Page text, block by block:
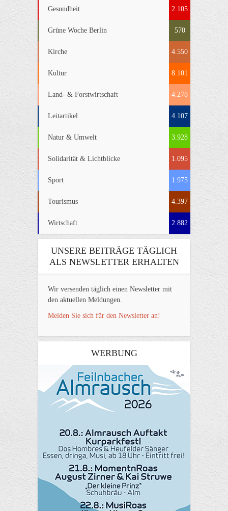
Gesundheit 2.105
Grüne Woche Berlin 570
Kirche 4.550
Kultur 8.101
Land- & Forstwirtschaft 4.278
Leitartikel 4.107
Natur & Umwelt 3.928
Solidarität & Lichtblicke 1.095
Sport 1.975
Tourismus 4.397
Wirtschaft 2.882
UNSERE BEITRÄGE TÄGLICH
ALS NEWSLETTER ERHALTEN
Wir versenden täglich einen Newsletter mit
den aktuellen Meldungen.
Melden Sie sich für den Newsletter an!
WERBUNG